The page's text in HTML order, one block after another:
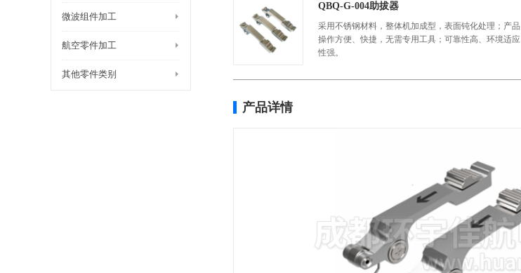
微波组件加工
航空零件加工
其他零件类别
QBQ-G-004助拔器
采用不锈钢材料，整体机加成型，表面钝化处理；产品
操作方便、快捷，无需专用工具；可靠性高、环境适应
性强。
产品详情